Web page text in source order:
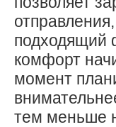
подходящий
комфорт
момент
тем меньше